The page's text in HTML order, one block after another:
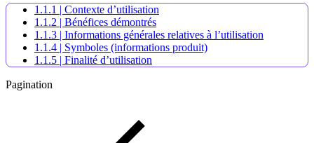
1.1.1 | Contexte d’utilisation
1.1.2 | Bénéfices démontrés
1.1.3 | Informations générales relatives à l’utilisation
1.1.4 | Symboles (informations produit)
1.1.5 | Finalité d’utilisation
Pagination